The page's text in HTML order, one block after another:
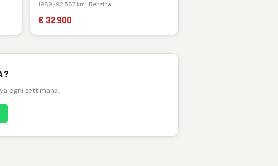
1989 · 92.587 km · Benzina
€ 32.900
ogni settimana.